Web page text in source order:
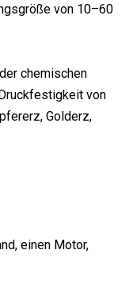
von 10–60
chemischen
von
Golderz,
einen Motor,